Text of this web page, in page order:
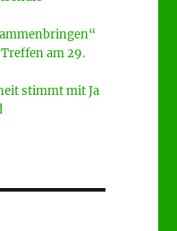
am 29.
stimmt mit Ja